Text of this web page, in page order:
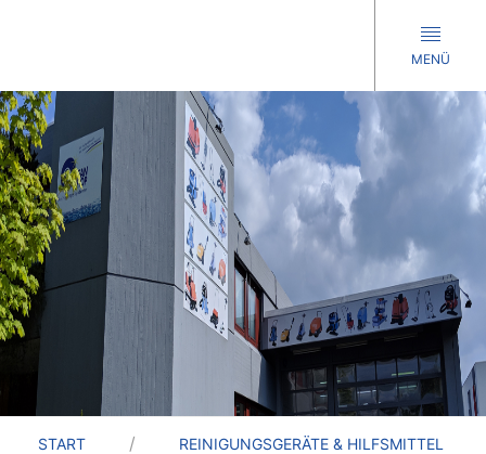
MENÜ
START
REINIGUNGSGERÄTE & HILFSMITTEL